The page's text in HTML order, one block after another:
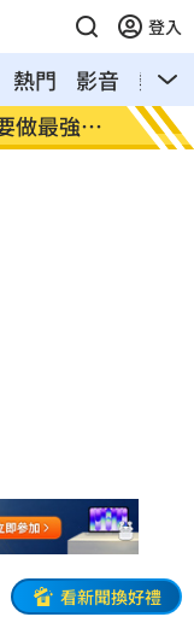
登入
熱門 影音
熱搜
做最強後
楊千
看新聞換好禮